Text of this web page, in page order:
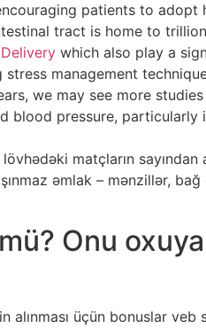
patients to adopt
tract is home to
which also play a
management
we may see more
blood pressure, particularly
matçların sayından
əmlak – mənzillər,
Onu oxuya
üçün bonuslar veb